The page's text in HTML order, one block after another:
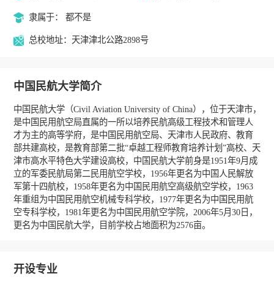
隶属于： 都不是
总校地址：天津津北公路2898号
中国民航大学简介
中国民航大学（Civil Aviation University of China），位于天津市，
是中国民用航空局直属的一所以培养民航高级工程技术和管理人
才为主的高等学府，是中国民用航空局、天津市人民政府、教育
部共建高校，是教育部第二批“卓越工程师教育培养计划”高校、天
津市高水平特色大学建设高校，中国民航大学前身是1951年9月成
立的军委民航局第二民用航空学校，1956年更名为中国人民解放
军第十四航校，1958年更名为中国民用航空高级航空学校，1963
年重组为中国民用航空机械专科学校，1977年更名为中国民用航
空专科学校，1981年更名为中国民用航空学院，2006年5月30日，
更名为中国民航大学，目前学校占地面积为2576亩。
开设专业